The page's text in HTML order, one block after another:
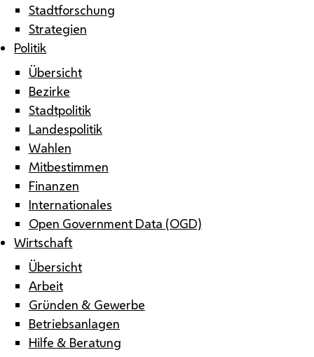
Stadtforschung
Strategien
Politik
Übersicht
Bezirke
Stadtpolitik
Landespolitik
Wahlen
Mitbestimmen
Finanzen
Internationales
Open Government Data (OGD)
Wirtschaft
Übersicht
Arbeit
Gründen & Gewerbe
Betriebsanlagen
Hilfe & Beratung